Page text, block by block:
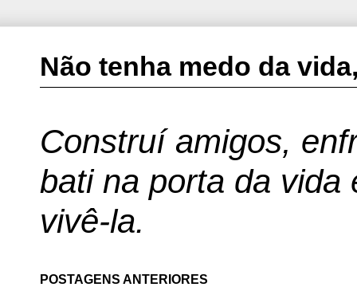
Não tenha medo da
Construí amigos,
bati na porta da vida
vivê-la.
POSTAGENS ANTERIORES